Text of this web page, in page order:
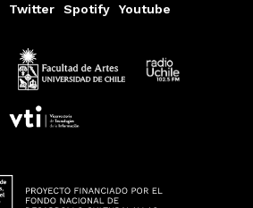
Twitter Spotify Youtube